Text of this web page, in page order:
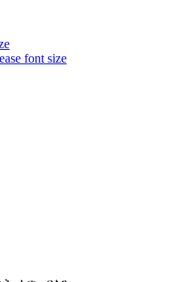
font size